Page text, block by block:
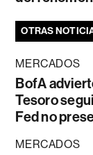
OTRAS
MERCADOS
BofA
Tesoro
Fed no
MERCADOS